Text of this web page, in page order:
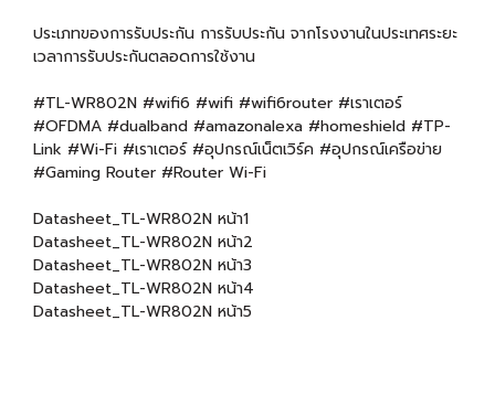
ประเภทของการรับประกัน การรับประกัน จากโรงงานในประเทศระยะ
เวลาการรับประกันตลอดการใช้งาน
#TL-WR802N #wifi6 #wifi #wifi6router #เราเตอร์
#OFDMA #dualband #amazonalexa #homeshield #TP-
Link #Wi-Fi #เราเตอร์ #อุปกรณ์เน็ตเวิร์ค #อุปกรณ์เครือข่าย
#Gaming Router #Router Wi-Fi
Datasheet_TL-WR802N หน้า1
Datasheet_TL-WR802N หน้า2
Datasheet_TL-WR802N หน้า3
Datasheet_TL-WR802N หน้า4
Datasheet_TL-WR802N หน้า5